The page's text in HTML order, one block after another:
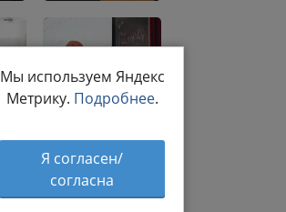
Мы используем Яндекс
Метрику. Подробнее.
Я согласен/
согласна